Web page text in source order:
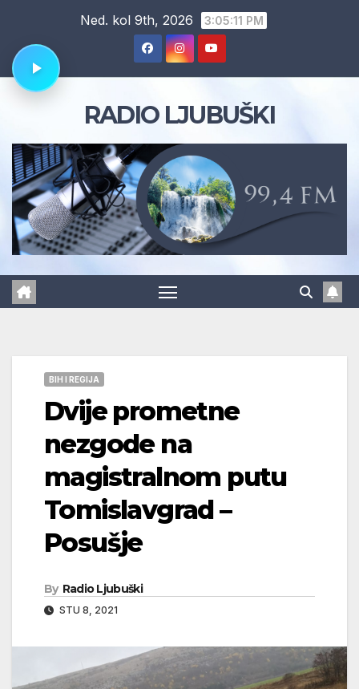
content
Ned. kol 9th, 2026 3:05:12 PM
RADIO LJUBUŠKI
BIH I REGIJA
Dvije prometne
nezgode na
magistralnom putu
Tomislavgrad –
Posušje
By Radio Ljubuški
STU 8, 2021